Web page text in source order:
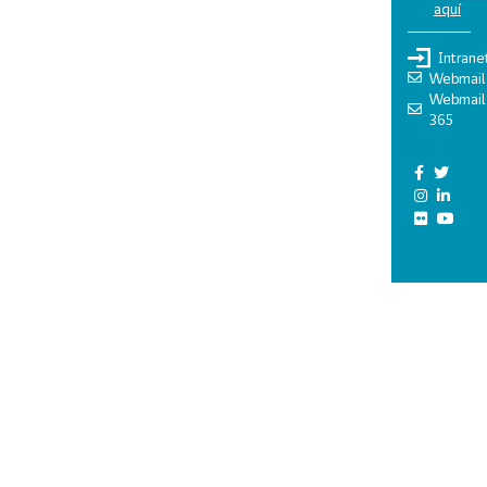
aquí
Webmail
Webmail
365